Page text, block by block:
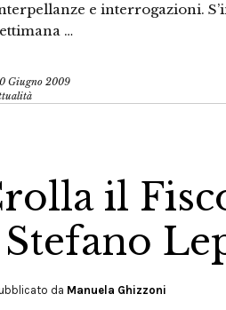
e interrogazioni.
…
Giugno 2009
il
da Manuela Ghizzoni